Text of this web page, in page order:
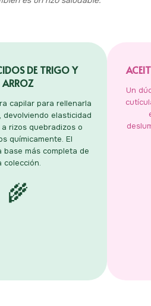
DE TRIGO Y
ARROZ
capilar para rellenarla
devolviendo elasticidad
rizos quebradizos o
químicamente. El
base más completa de
colección.
🌾
Un